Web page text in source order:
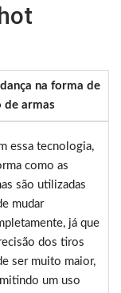
na forma de
de armas
essa tecnologia,
como as
são utilizadas
mudar
já que
dos tiros
ser muito maior,
um uso